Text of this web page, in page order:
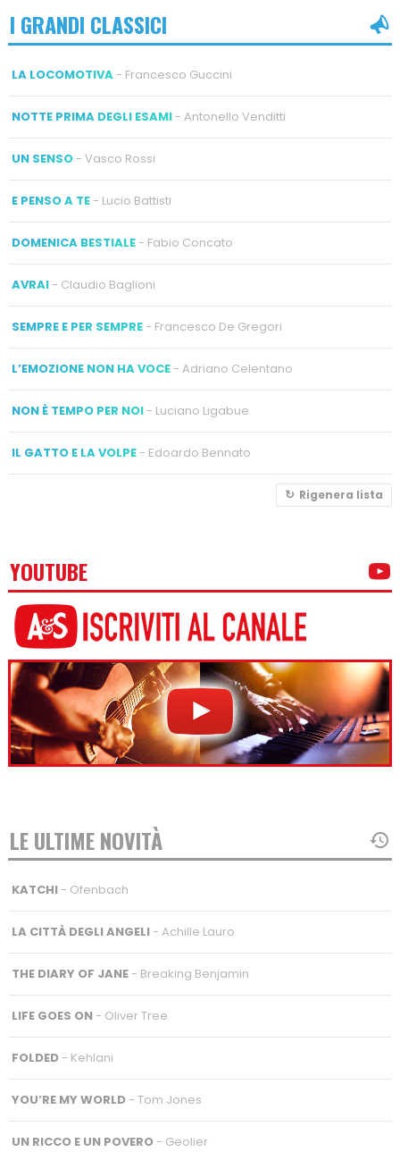
I GRANDI CLASSICI
LA LOCOMOTIVA- Francesco Guccini
NOTTE PRIMA DEGLI ESAMI- Antonello Venditti
UN SENSO- Vasco Rossi
E PENSO A TE- Lucio Battisti
DOMENICA BESTIALE- Fabio Concato
AVRAI- Claudio Baglioni
SEMPRE E PER SEMPRE- Francesco De Gregori
L’EMOZIONE NON HA VOCE- Adriano Celentano
NON È TEMPO PER NOI- Luciano Ligabue
IL GATTO E LA VOLPE- Edoardo Bennato
Rigenera lista
YOUTUBE
LE ULTIME NOVITÀ
KATCHI- Ofenbach
LA CITTÀ DEGLI ANGELI- Achille Lauro
THE DIARY OF JANE- Breaking Benjamin
LIFE GOES ON- Oliver Tree
FOLDED- Kehlani
YOU’RE MY WORLD- Tom Jones
UN RICCO E UN POVERO- Geolier